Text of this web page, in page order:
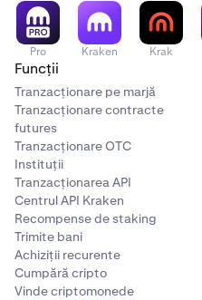
Pro Kraken Krak
Funcții
Tranzacționare pe marjă
Tranzacționare contracte
futures
Tranzacționare OTC
Instituții
Tranzacționarea API
Centrul API Kraken
Recompense de staking
Trimite bani
Achiziții recurente
Cumpără cripto
Vinde criptomonede